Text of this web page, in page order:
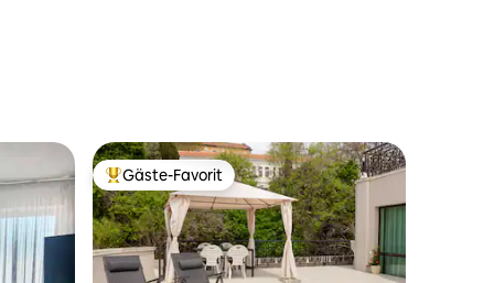
Beliebter Gäste-Favorit.
Gäste-Favorit